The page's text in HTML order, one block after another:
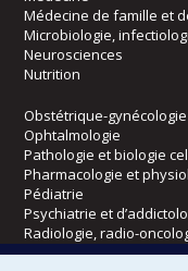
Médecine de famille et
Microbiologie,
Neurosciences
Nutrition
Obstétrique-gynécologie
Ophtalmologie
Pathologie et biologie
Pharmacologie et
Pédiatrie
Psychiatrie et
Radiologie, radio-